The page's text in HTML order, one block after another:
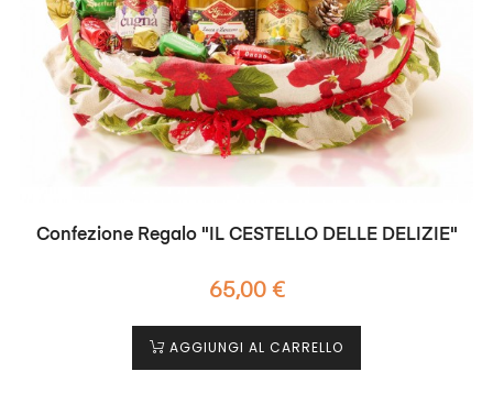
Confezione Regalo "IL CESTELLO DELLE DELIZIE"
Prezzo
65,00 €
AGGIUNGI AL CARRELLO